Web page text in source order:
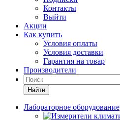
Контакты
Выйти
Акции
Как купить
Условия оплаты
Условия доставки
Гарантия на товар
Производители
Найти
Лабораторное оборудование